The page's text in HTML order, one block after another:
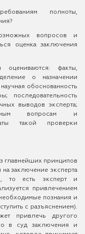
полноты,
вопросов и
оценка заключения
оцениваются: факты,
о назначении
обоснованность
последовательность
выводов эксперта;
вопросам и
такой проверки
главнейших принципов
заключение эксперта
то есть эксперт и
привлечением
познания и
с разъяснением).
привлечь другого
в суд заключения и